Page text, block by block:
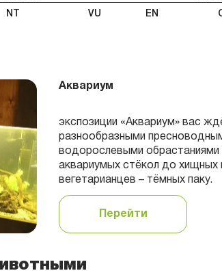
NT VU EN
Аквариум
экспозиции «Аквариум» вас
разнообразными
водорослевыми обрастаниями
аквариумых стёкол до хищных
вегетарианцев – тёмных паку.
Перейти